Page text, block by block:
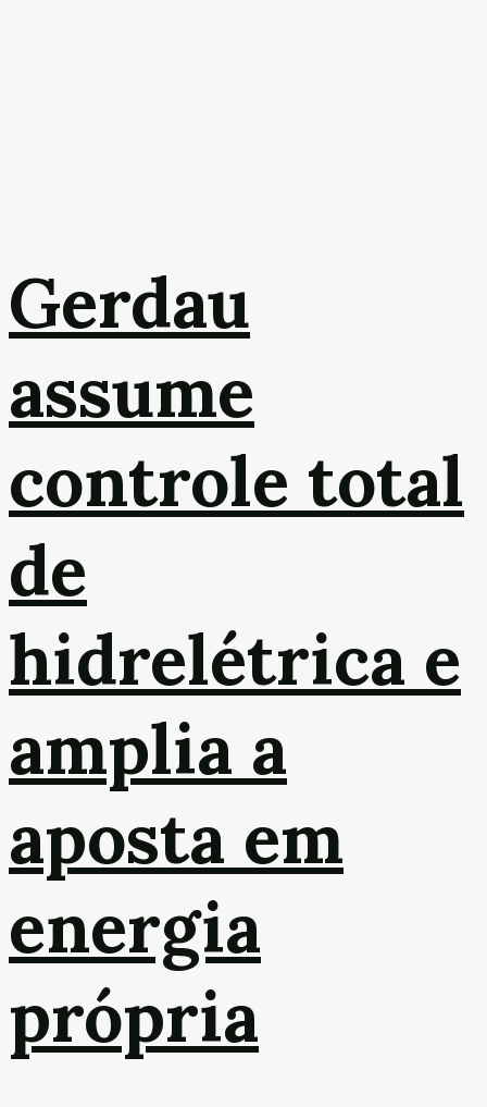
Gerdau
assume
controle total
de
hidrelétrica e
amplia a
aposta em
energia
própria